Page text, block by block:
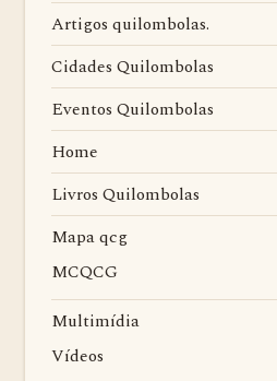
Artigos quilombolas.
Cidades Quilombolas
Eventos Quilombolas
Home
Livros Quilombolas
Mapa qcg
MCQCG
Multimídia
Vídeos